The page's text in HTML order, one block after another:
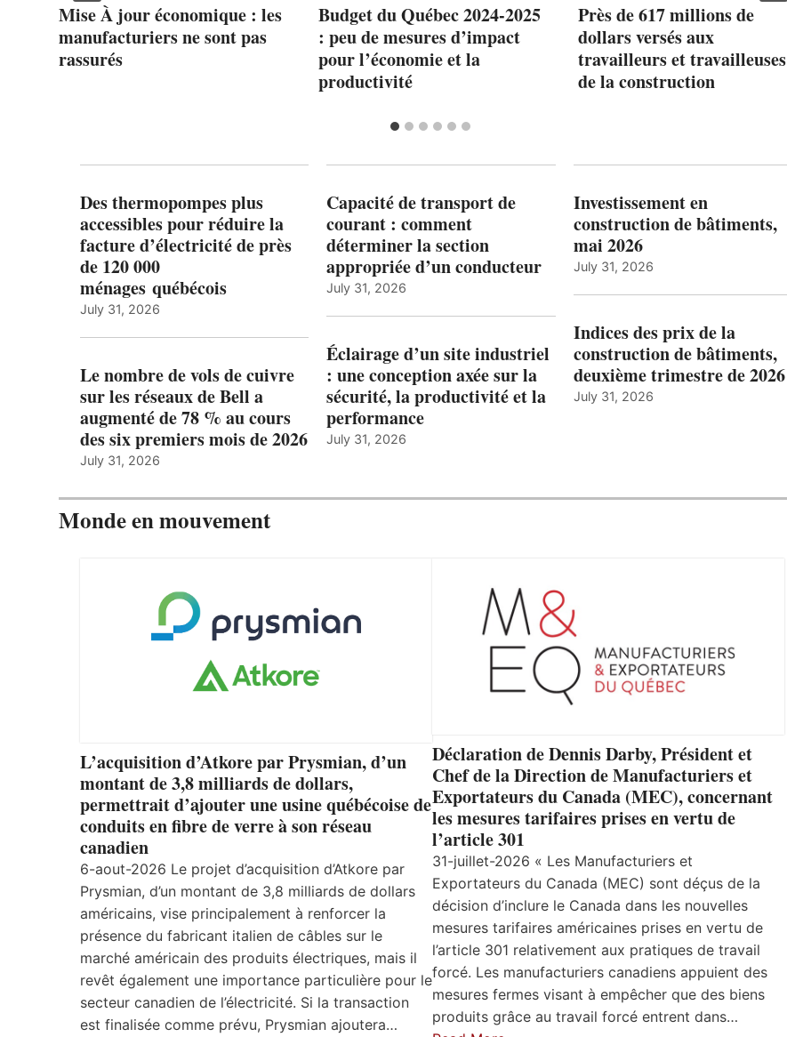
Mise À jour économique : les
manufacturiers ne sont pas
rassurés
Budget du Québec 2024-2025
: peu de mesures d’impact
pour l’économie et la
productivité
Près de 617 millions de
dollars versés aux
travailleurs et travailleuses
de la construction
Des thermopompes plus
accessibles pour réduire la
facture d’électricité de près
de 120 000
ménages québécois
July 31, 2026
Le nombre de vols de cuivre
sur les réseaux de Bell a
augmenté de 78 % au cours
des six premiers mois de 2026
July 31, 2026
Capacité de transport de
courant : comment
déterminer la section
appropriée d’un conducteur
July 31, 2026
Éclairage d’un site industriel
: une conception axée sur la
sécurité, la productivité et la
performance
July 31, 2026
Investissement en
construction de bâtiments,
mai 2026
July 31, 2026
Indices des prix de la
construction de bâtiments,
deuxième trimestre de 2026
July 31, 2026
Monde en mouvement
L’acquisition d’Atkore par Prysmian, d’un
montant de 3,8 milliards de dollars,
permettrait d’ajouter une usine québécoise de
conduits en fibre de verre à son réseau
canadien
6-aout-2026 Le projet d’acquisition d’Atkore par
Prysmian, d’un montant de 3,8 milliards de dollars
américains, vise principalement à renforcer la
présence du fabricant italien de câbles sur le
marché américain des produits électriques, mais il
revêt également une importance particulière pour le
secteur canadien de l’électricité. Si la transaction
est finalisée comme prévu, Prysmian ajoutera…
Déclaration de Dennis Darby, Président et
Chef de la Direction de Manufacturiers et
Exportateurs du Canada (MEC), concernant
les mesures tarifaires prises en vertu de
l’article 301
31-juillet-2026 « Les Manufacturiers et
Exportateurs du Canada (MEC) sont déçus de la
décision d’inclure le Canada dans les nouvelles
mesures tarifaires américaines prises en vertu de
l’article 301 relativement aux pratiques de travail
forcé. Les manufacturiers canadiens appuient des
mesures fermes visant à empêcher que des biens
produits grâce au travail forcé entrent dans…